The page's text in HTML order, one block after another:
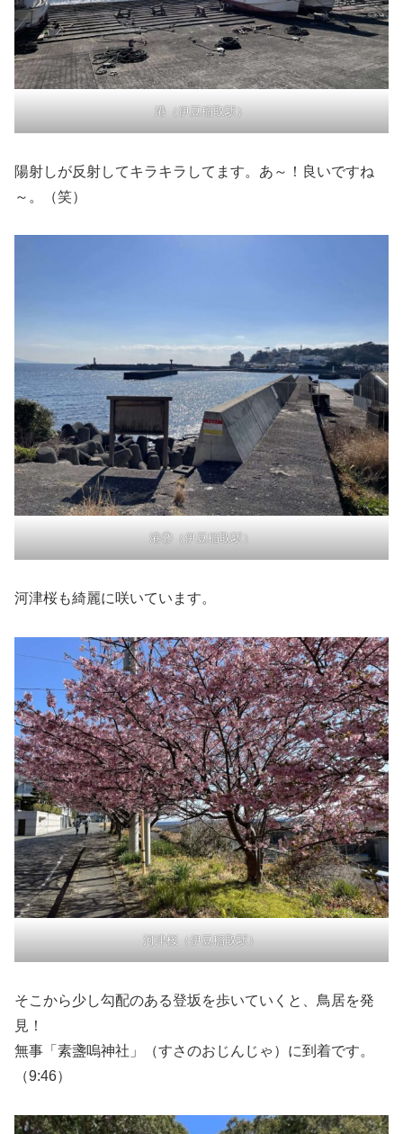
港（伊豆稲取駅）
陽射しが反射してキラキラしてます。あ～！良いですね
～。（笑）
港②（伊豆稲取駅）
河津桜も綺麗に咲いています。
河津桜（伊豆稲取駅）
そこから少し勾配のある登坂を歩いていくと、鳥居を発
見！
無事「素盞嗚神社」（すさのおじんじゃ）に到着です。
（9:46）